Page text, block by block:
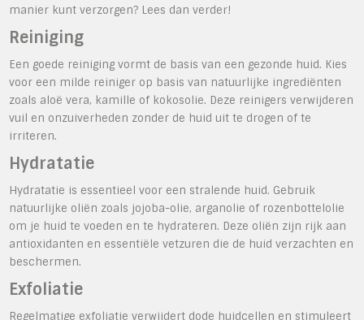
manier kunt verzorgen? Lees dan verder!
Reiniging
Een goede reiniging vormt de basis van een gezonde huid. Kies
voor een milde reiniger op basis van natuurlijke ingrediënten
zoals aloë vera, kamille of kokosolie. Deze reinigers verwijderen
vuil en onzuiverheden zonder de huid uit te drogen of te
irriteren.
Hydratatie
Hydratatie is essentieel voor een stralende huid. Gebruik
natuurlijke oliën zoals jojoba-olie, arganolie of rozenbottelolie
om je huid te voeden en te hydrateren. Deze oliën zijn rijk aan
antioxidanten en essentiële vetzuren die de huid verzachten en
beschermen.
Exfoliatie
Regelmatige exfoliatie verwijdert dode huidcellen en stimuleert